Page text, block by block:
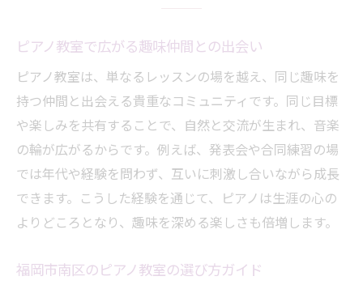
ピアノ教室で広がる趣味仲間との出会い
ピアノ教室は、単なるレッスンの場を越え、同じ趣味を
持つ仲間と出会える貴重なコミュニティです。同じ目標
や楽しみを共有することで、自然と交流が生まれ、音楽
の輪が広がるからです。例えば、発表会や合同練習の場
では年代や経験を問わず、互いに刺激し合いながら成長
できます。こうした経験を通じて、ピアノは生涯の心の
よりどころとなり、趣味を深める楽しさも倍増します。
福岡市南区のピアノ教室の選び方ガイド